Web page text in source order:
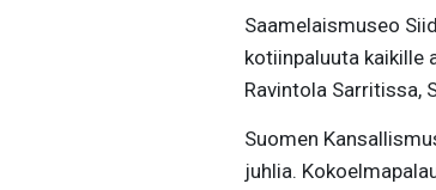
Saamelaismuseo
kotiinpaluuta kaikille
Ravintola Sarritissa,
Suomen
juhlia.